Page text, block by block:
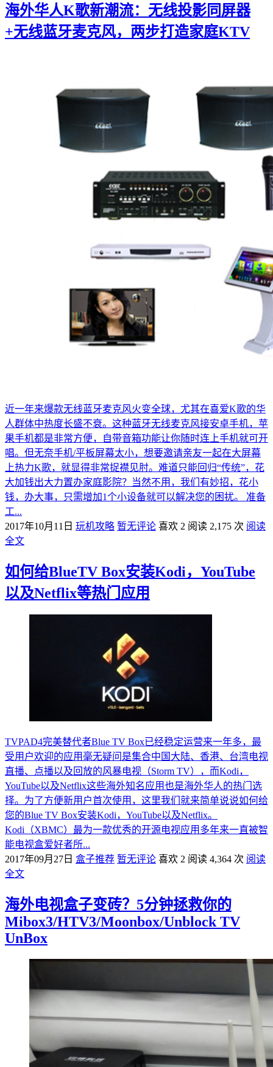
海外华人K歌新潮流：无线投影同屏器
+无线蓝牙麦克风，两步打造家庭KTV
近一年来爆款无线蓝牙麦克风火变全球，尤其在喜爱K歌的华
人群体中热度长盛不衰。这种蓝牙无线麦克风接安卓手机，苹
果手机都是非常方便，自带音箱功能让你随时连上手机就可开
唱。但无奈手机/平板屏幕太小，想要邀请亲友一起在大屏幕
上热力K歌，就显得非常捉襟见肘。难道只能回归“传统”，花
大加钱出大力置办家庭影院？当然不用，我们有妙招，花小
钱，办大事，只需增加1个小设备就可以解决您的困扰。 准备
工...
2017年10月11日 玩机攻略 暂无评论 喜欢 2 阅读 2,175 次 阅读
全文
如何给BlueTV Box安装Kodi，YouTube
以及Netflix等热门应用
TVPAD4完美替代者Blue TV Box已经稳定运营来一年多，最
受用户欢迎的应用毫无疑问是集合中国大陆、香港、台湾电视
直播、点播以及回放的风暴电视（Storm TV），而Kodi，
YouTube以及Netflix这些海外知名应用也是海外华人的热门选
择。为了方便新用户首次使用，这里我们就来简单说说如何给
您的Blue TV Box安装Kodi，YouTube以及Netflix。
Kodi（XBMC）最为一款优秀的开源电视应用多年来一直被智
能电视盒爱好者所...
2017年09月27日 盒子推荐 暂无评论 喜欢 2 阅读 4,364 次 阅读
全文
海外电视盒子变砖？5分钟拯救你的
Mibox3/HTV3/Moonbox/Unblock TV
UnBox